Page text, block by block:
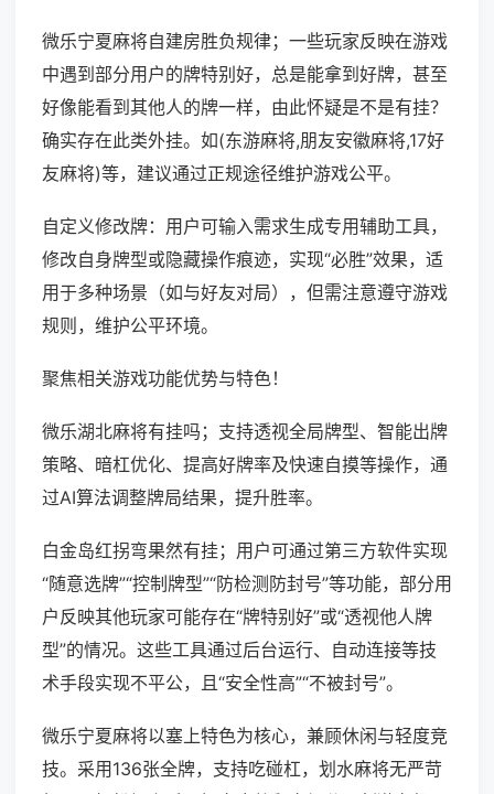
微乐宁夏麻将自建房胜负规律；一些玩家反映在游戏
中遇到部分用户的牌特别好，总是能拿到好牌，甚至
好像能看到其他人的牌一样，由此怀疑是不是有挂？
确实存在此类外挂。如(东游麻将,朋友安徽麻将,17好
友麻将)等，建议通过正规途径维护游戏公平。
自定义修改牌：用户可输入需求生成专用辅助工具，
修改自身牌型或隐藏操作痕迹，实现“必胜”效果，适
用于多种场景（如与好友对局），但需注意遵守游戏
规则，维护公平环境。
聚焦相关游戏功能优势与特色！
微乐湖北麻将有挂吗；支持透视全局牌型、智能出牌
策略、暗杠优化、提高好牌率及快速自摸等操作，通
过AI算法调整牌局结果，提升胜率。
白金岛红拐弯果然有挂；用户可通过第三方软件实现
“随意选牌”“控制牌型”“防检测防封号”等功能，部分用
户反映其他玩家可能存在“牌特别好”或“透视他人牌
型”的情况。这些工具通过后台运行、自动连接等技
术手段实现不平公，且“安全性高”“不被封号”。
微乐宁夏麻将以塞上特色为核心，兼顾休闲与轻度竞
技。采用136张全牌，支持吃碰杠，划水麻将无严苛